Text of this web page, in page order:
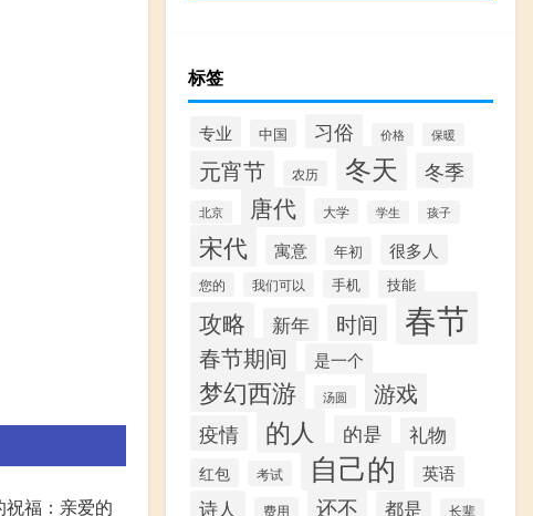
福：亲爱的
标签
专业 中国 习俗 价格 保暖
元宵节 农历 冬天 冬季
北京 唐代 大学 学生 孩子
宋代 寓意 年初 很多人
您的 我们可以 手机 技能
攻略 新年 时间 春节
春节期间 是一个
梦幻西游 汤圆 游戏
疫情 的人 的是 礼物
红包 考试 自己的 英语
诗人 费用 还不 都是 长辈